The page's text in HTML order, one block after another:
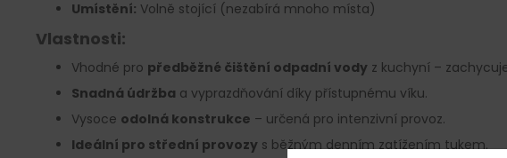
Umístění: Volně stojící (nezabírá mnoho místa)
Vlastnosti:
Vhodné pro předběžné čištění odpadní vody z kuchyní –
Snadná údržba a vyprazdňování díky přístupnému víku.
Vysoce odolná konstrukce – určená pro intenzivní provoz.
Ideální pro střední provozy s běžným denním zatížením tukem.